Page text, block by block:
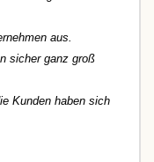
aus.
sicher ganz groß
Kunden haben sich